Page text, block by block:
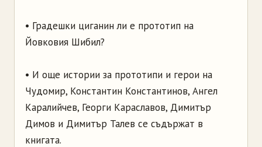
• Градешки циганин ли е прототип на
Йовковия Шибил?
• И още истории за прототипи и герои на
Чудомир, Константин Константинов, Ангел
Каралийчев, Георги Караславов, Димитър
Димов и Димитър Талев се съдържат в
книгата.